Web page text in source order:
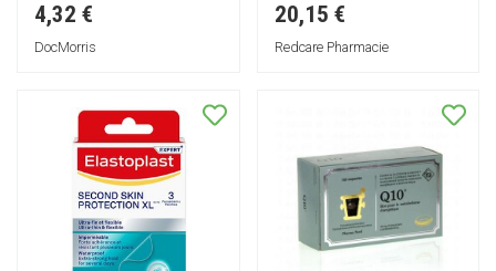
4,32 €
DocMorris
20,15 €
Redcare Pharmacie